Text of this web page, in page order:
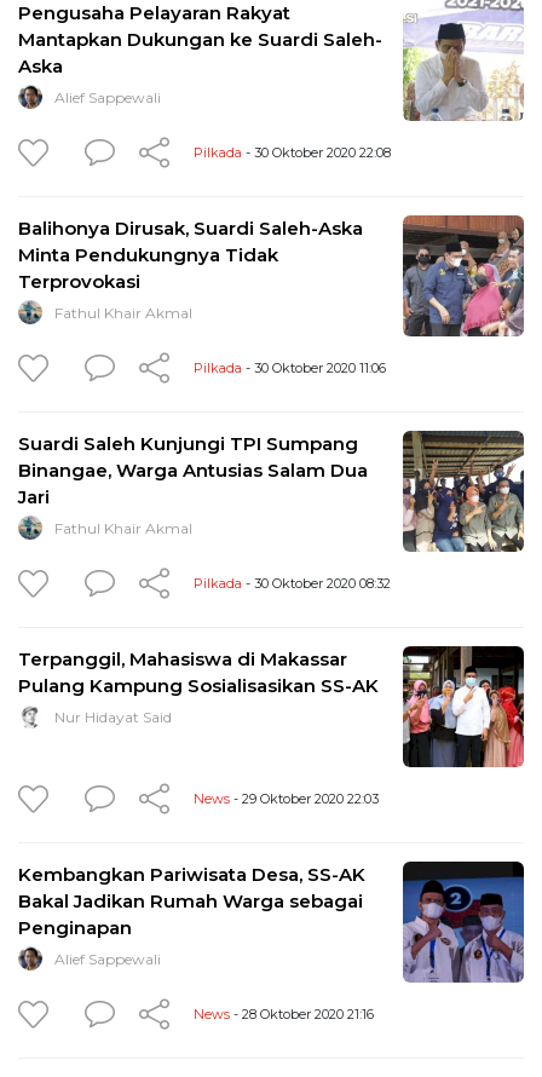
Pengusaha Pelayaran Rakyat
Mantapkan Dukungan ke Suardi Saleh-
Aska
Alief Sappewali
Pilkada - 30 Oktober 2020 22:08
Balihonya Dirusak, Suardi Saleh-Aska
Minta Pendukungnya Tidak
Terprovokasi
Fathul Khair Akmal
Pilkada - 30 Oktober 2020 11:06
Suardi Saleh Kunjungi TPI Sumpang
Binangae, Warga Antusias Salam Dua
Jari
Fathul Khair Akmal
Pilkada - 30 Oktober 2020 08:32
Terpanggil, Mahasiswa di Makassar
Pulang Kampung Sosialisasikan SS-AK
Nur Hidayat Said
News - 29 Oktober 2020 22:03
Kembangkan Pariwisata Desa, SS-AK
Bakal Jadikan Rumah Warga sebagai
Penginapan
Alief Sappewali
News - 28 Oktober 2020 21:16